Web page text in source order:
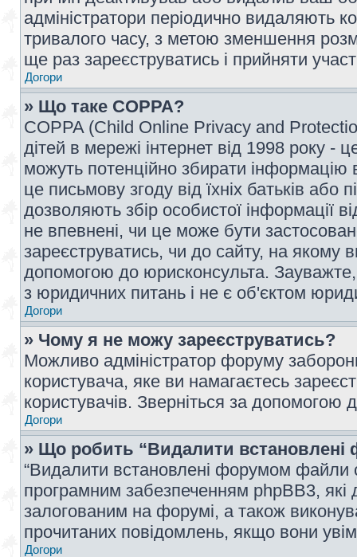
адміністратори періодично видаляють
тривалого часу, з метою зменшення
ще раз зареєструватись і прийняти
Догори
» Що таке COPPA?
COPPA (Child Online Privacy and
дітей в мережі інтернет від 1998 року -
можуть потенційно збирати інформацію
це письмову згоду від їхніх батьків або
дозволяють збір особистої інформації
не впевнені, чи це може бути
зареєструватись, чи до сайту, на якому
допомогою до юрисконсульта.
з юридичних питань і не є об'єктом
Догори
» Чому я не можу зареєструватись?
Можливо адміністратор форуму
користувача, яке ви намагаєтесь
користувачів. Зверніться за допомогою
Догори
» Що робить “Видалити
“Видалити встановлені форумом файли
програмним забезпеченням phpBB3,
залогованим на форумі, а також
прочитаних повідомлень, якщо вони
Догори